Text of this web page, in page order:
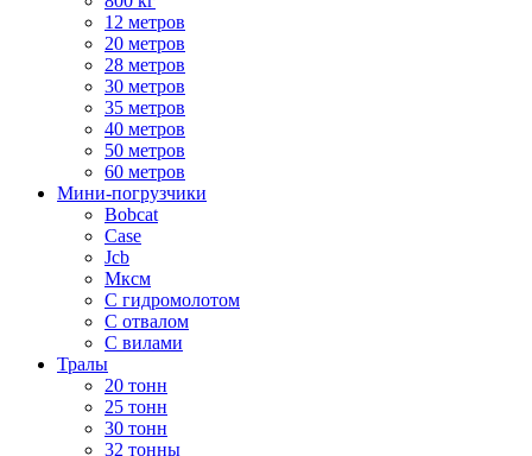
12 метров
20 метров
28 метров
30 метров
35 метров
40 метров
50 метров
60 метров
Мини-погрузчики
Bobcat
Case
Jcb
Мксм
С гидромолотом
С отвалом
С вилами
Тралы
20 тонн
25 тонн
30 тонн
32 тонны